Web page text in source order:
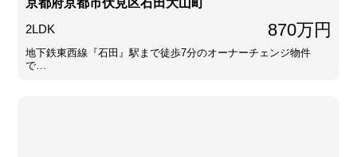
京都府京都市伏見区石田大山町
2LDK
870万円
地下鉄東西線『石田』駅まで徒歩7分のオーナーチェンジ物件
で…